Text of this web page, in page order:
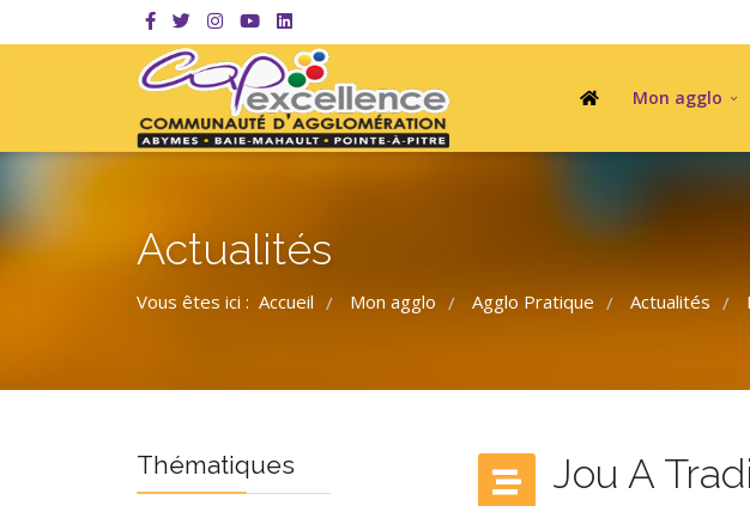
Mon agglo
Actualités
Vous êtes ici : Accueil / Mon agglo / Agglo Pratique / Actualités /
Thématiques Jou A